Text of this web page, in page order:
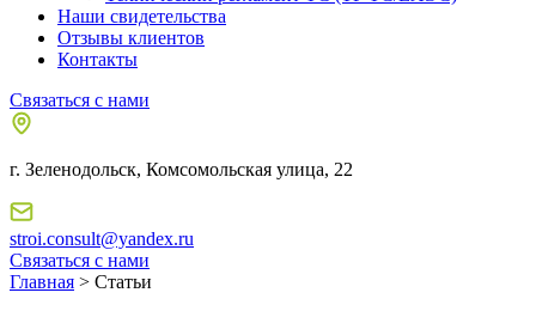
Наши свидетельства
Отзывы клиентов
Контакты
Связаться с нами
г. Зеленодольск, Комсомольская улица, 22
stroi.consult@yandex.ru
Связаться с нами
Главная > Статьи